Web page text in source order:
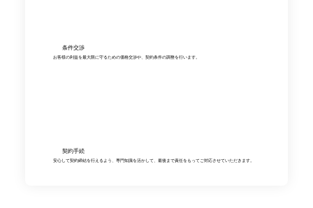
条件交渉
お客様の利益を最大限に守るための価格交渉や、契約条件の調整を行います。
契約手続
安心して契約締結を行えるよう、専門知識を活かして、最後まで責任をもってご対応させていただきます。